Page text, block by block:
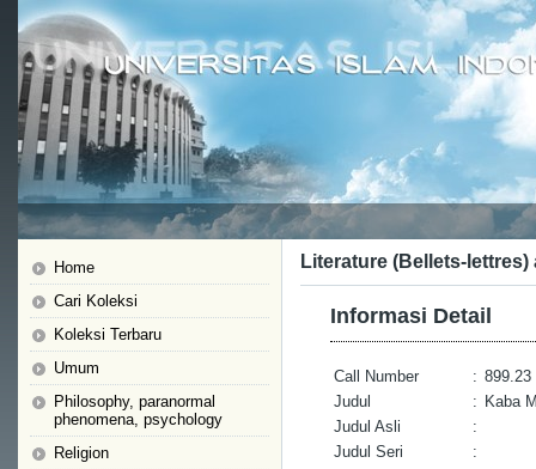
Home
Cari Koleksi
Koleksi Terbaru
Umum
Philosophy, paranormal
phenomena, psychology
Religion
Literature (Bellets-
Informasi Detail
Call Number :
Judul
: Kaba
Judul Asli
:
Judul Seri
: